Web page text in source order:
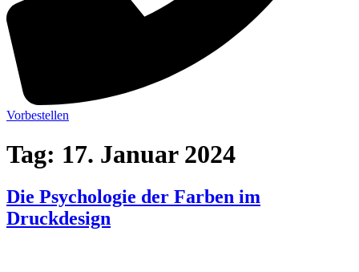
Vorbestellen
Tag: 17. Januar 2024
Die Psychologie der Farben im
Druckdesign